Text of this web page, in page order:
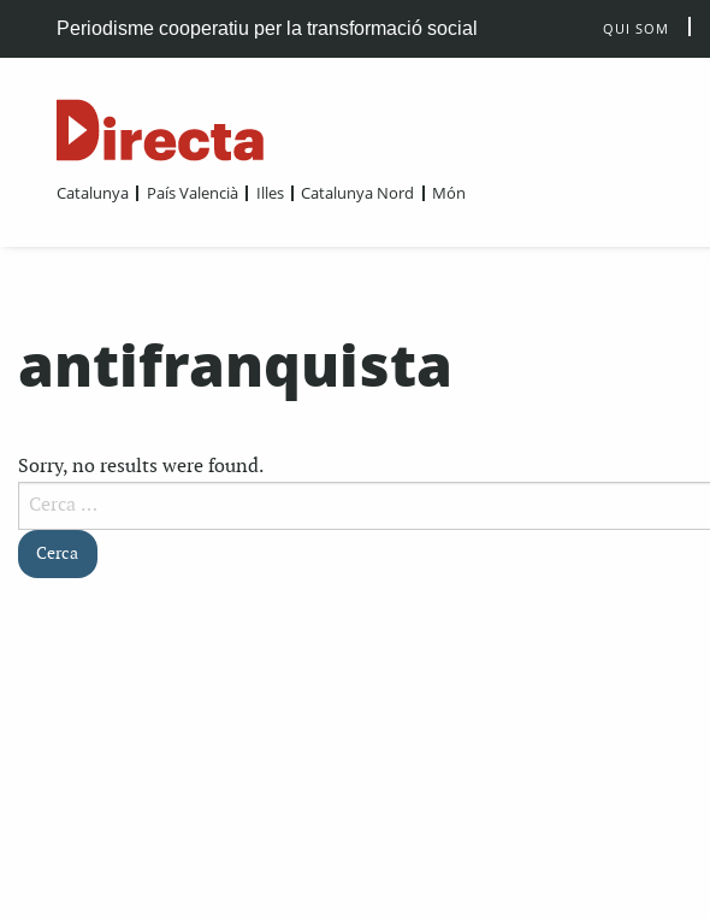
Periodisme cooperatiu per la transformació social QUI SOM
Catalunya País Valencià Illes Catalunya Nord Món
antifranquista
Sorry, no results were found.
Cerca: